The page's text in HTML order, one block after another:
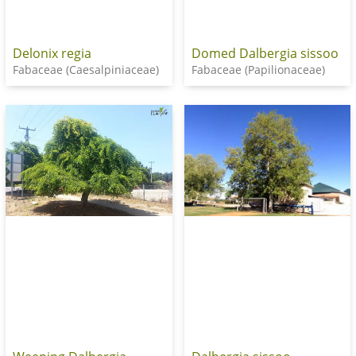
Delonix regia
Fabaceae (Caesalpiniaceae)
Domed Dalbergia sissoo
Fabaceae (Papilionaceae)